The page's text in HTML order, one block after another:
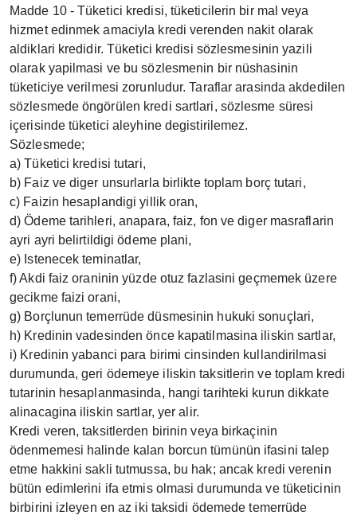
Madde 10 - Tüketici kredisi, tüketicilerin bir mal veya
hizmet edinmek amaciyla kredi verenden nakit olarak
aldiklari kredidir. Tüketici kredisi sözlesmesinin yazili
olarak yapilmasi ve bu sözlesmenin bir nüshasinin
tüketiciye verilmesi zorunludur. Taraflar arasinda akdedilen
sözlesmede öngörülen kredi sartlari, sözlesme süresi
içerisinde tüketici aleyhine degistirilemez.
Sözlesmede;
a) Tüketici kredisi tutari,
b) Faiz ve diger unsurlarla birlikte toplam borç tutari,
c) Faizin hesaplandigi yillik oran,
d) Ödeme tarihleri, anapara, faiz, fon ve diger masraflarin
ayri ayri belirtildigi ödeme plani,
e) Istenecek teminatlar,
f) Akdi faiz oraninin yüzde otuz fazlasini geçmemek üzere
gecikme faizi orani,
g) Borçlunun temerrüde düsmesinin hukuki sonuçlari,
h) Kredinin vadesinden önce kapatilmasina iliskin sartlar,
i) Kredinin yabanci para birimi cinsinden kullandirilmasi
durumunda, geri ödemeye iliskin taksitlerin ve toplam kredi
tutarinin hesaplanmasinda, hangi tarihteki kurun dikkate
alinacagina iliskin sartlar, yer alir.
Kredi veren, taksitlerden birinin veya birkaçinin
ödenmemesi halinde kalan borcun tümünün ifasini talep
etme hakkini sakli tutmussa, bu hak; ancak kredi verenin
bütün edimlerini ifa etmis olmasi durumunda ve tüketicinin
birbirini izleyen en az iki taksidi ödemede temerrüde